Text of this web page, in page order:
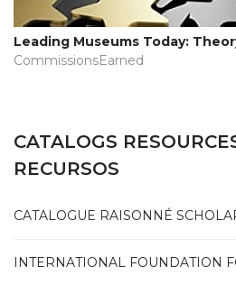
Leading Museums Today:
CommissionsEarned
CATALOGS
RECURSOS
CATALOGUE RAISONNÉ
INTERNATIONAL FOUNDATION